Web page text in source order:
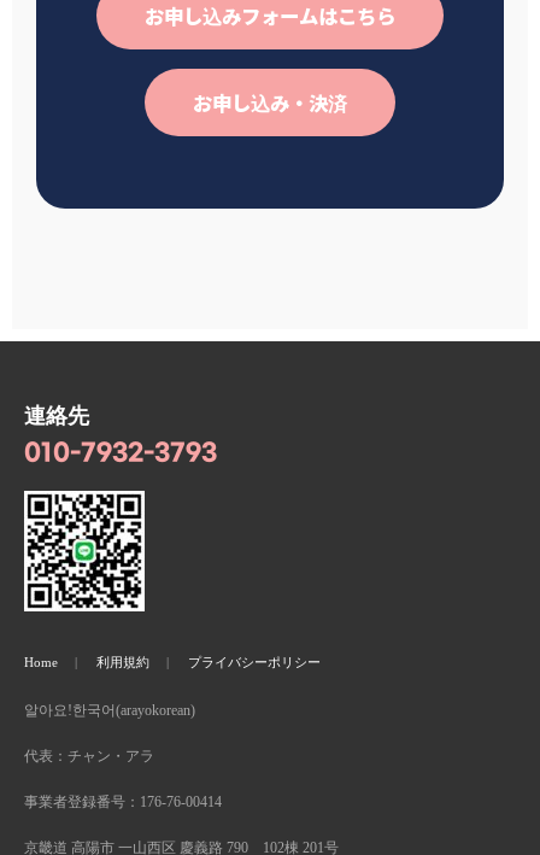
お申し込みフォームはこちら
お申し込み・決済
連絡先
010-7932-3793
Home 利用規約 プライバシーポリシー
알아요!한국어(arayokorean)
代表：チャン・アラ
事業者登録番号：176-76-00414
京畿道 高陽市 一山西区 慶義路 790 102棟 201号